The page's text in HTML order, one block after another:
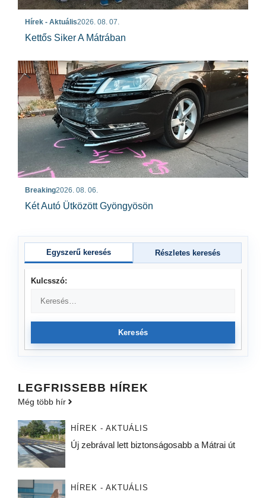
Hírek - Aktuális2026. 08. 07.
Kettős Siker A Mátrában
Breaking2026. 08. 06.
Két Autó Ütközött Gyöngyösön
Egyszerű keresés Részletes keresés
Kulcsszó:
Keresés
LEGFRISSEBB HÍREK
Még több hír
HÍREK - AKTUÁLIS
Új zebrával lett biztonságosabb a Mátrai út
HÍREK - AKTUÁLIS